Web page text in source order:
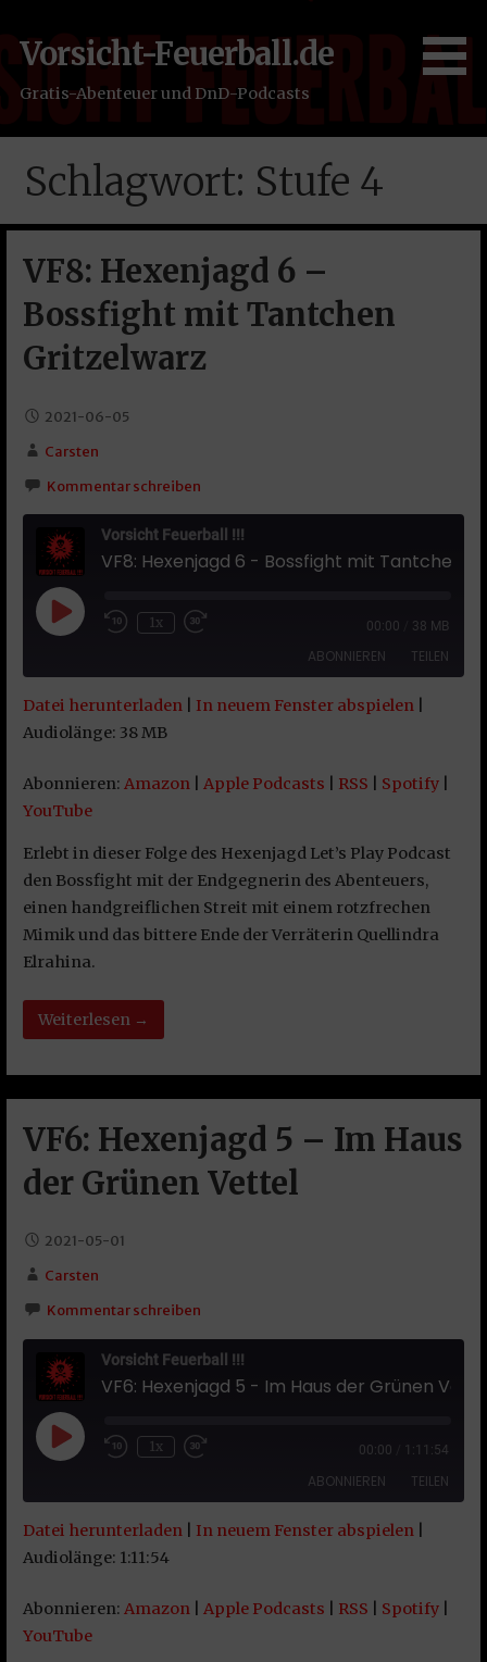
Inhalt
springen
Vorsicht-Feuerball.de
Gratis-Abenteuer und DnD-Podcasts
Schlagwort: Stufe 4
VF8: Hexenjagd 6 –
Bossfight mit Tantchen
Gritzelwarz
2021-06-05
Carsten
Kommentar schreiben
Vorsicht Feuerball !!!
Play Episode1x 00:00 38 MB
ABONNIEREN TEILEN
Amazon
YouTube
TEILEN
EMBED
Datei herunterladen| In neuem Fenster abspielen|
Audiolänge: 38 MB
Abonnieren: Amazon| Apple Podcasts RSS Spotify|
YouTube
Erlebt in dieser Folge des Hexenjagd Let’s Play Podcast
den Bossfight mit der Endgegnerin des Abenteuers,
einen handgreiflichen Streit mit einem rotzfrechen
Mimik und das bittere Ende der Verräterin Quellindra
Elrahina.
Weiterlesen →
VF6: Hexenjagd 5 – Im Haus
der Grünen Vettel
2021-05-01
Carsten
Kommentar schreiben
Vorsicht Feuerball !!!
Play Episode1x 00:00 1:11:54
ABONNIEREN TEILEN
Amazon
YouTube
TEILEN
EMBED
Datei herunterladen| In neuem Fenster abspielen|
Audiolänge: 1:11:54
Abonnieren: Amazon| Apple Podcasts RSS Spotify|
YouTube